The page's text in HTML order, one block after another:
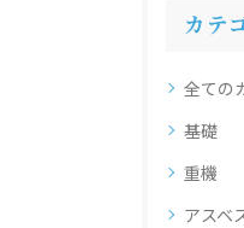
カテ
全ての
基礎
重機
アスベ